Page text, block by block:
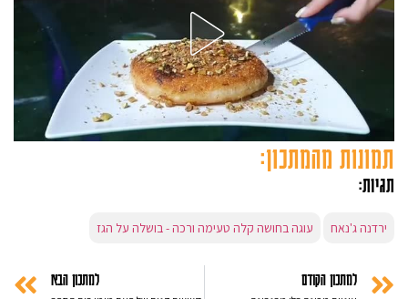
תמונות מהמתכון:
תגיות:
ירדנה ג'נאח עוגה בחושה קלה טעימה ורכה - בושלה על הגז
למתכון הקודם למתכון הבא